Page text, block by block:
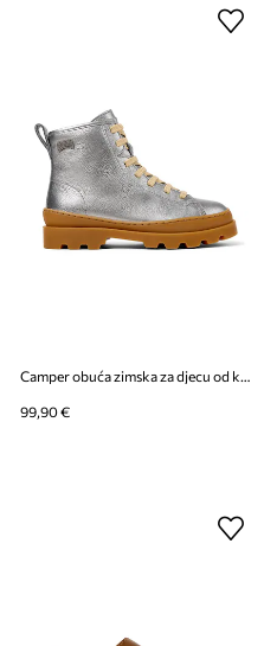
Camper obuća zimska za djecu od kože Brutus Kids
99,90 €